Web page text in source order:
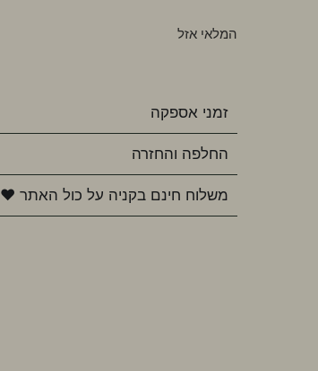
המלאי אזל
זמני אספקה
החלפה והחזרה
משלוח חינם בקניה על כול האתר ♥